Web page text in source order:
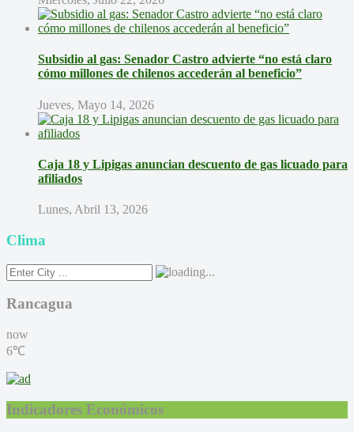
Subsidio al gas: Senador Castro advierte “no está claro
cómo millones de chilenos accederán al beneficio”
Jueves, Mayo 14, 2026
Caja 18 y Lipigas anuncian descuento de gas licuado para
afiliados
Lunes, Abril 13, 2026
Clima
Rancagua
now
6℃
Indicadores Económicos